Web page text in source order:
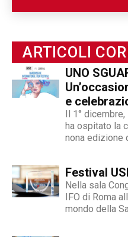
ARTICOLI
UNO
e
Il 1°
ha ospitato la
nona edizione
diversità, alla
quale siamo...
Festival
Nella sala
IFO di Roma
mondo della